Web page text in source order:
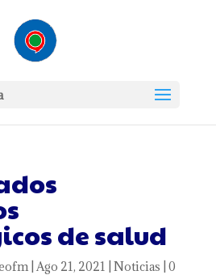
de salud
| Ago 21, 2021 Noticias 0